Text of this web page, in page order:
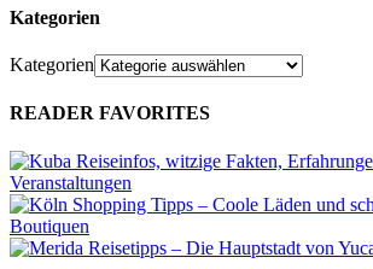
Kategorien
Kategorien
READER FAVORITES